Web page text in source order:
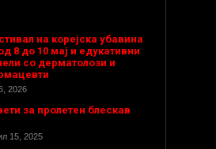
на корејска убавина
8 до 10 мај и едукативни
со дерматолози и
2026
за пролетен блескав
15, 2025